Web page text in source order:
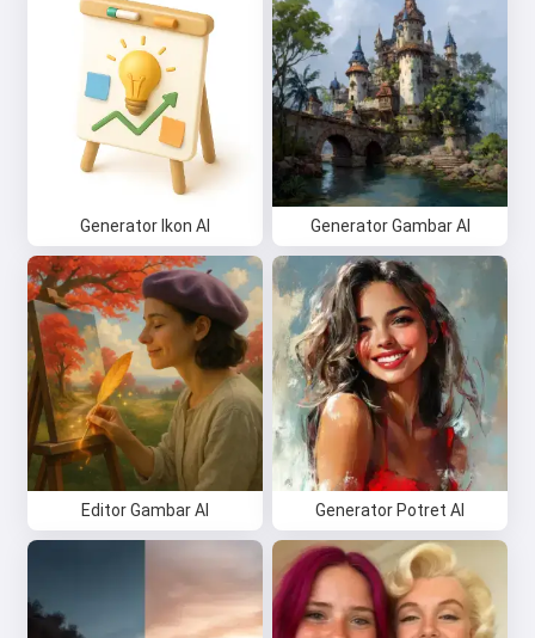
Generator Ikon AI Generator Gambar AI
Editor Gambar AI Generator Potret AI